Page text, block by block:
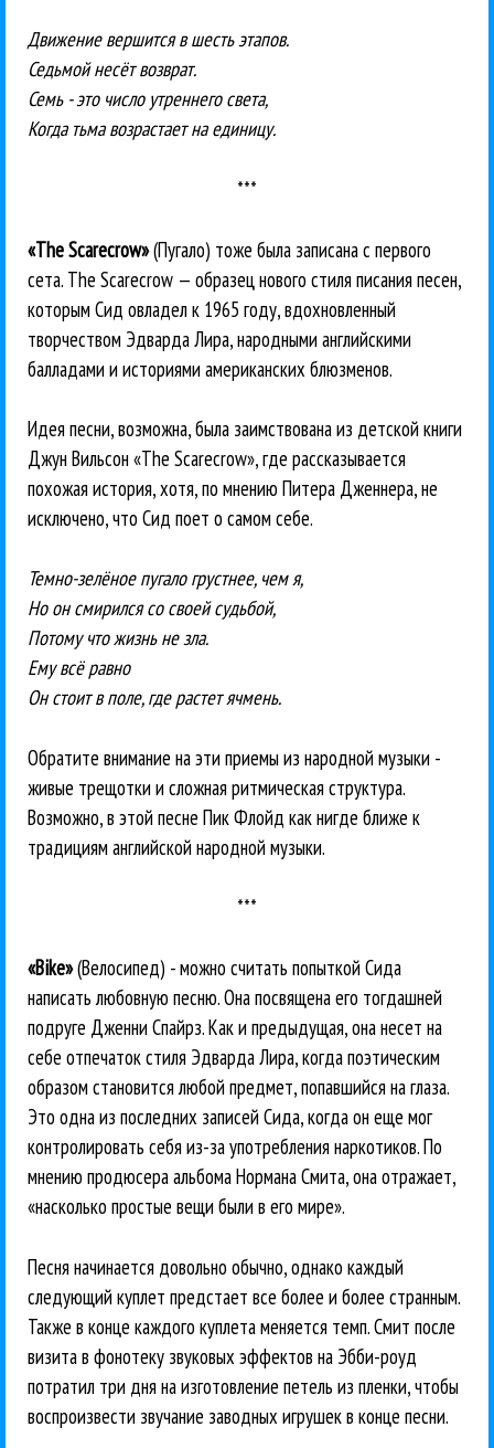
Движение вершится в шесть этапов.
Седьмой несёт возврат.
Семь - это число утреннего света,
Когда тьма возрастает на единицу.
***
«The Scarecrow»(Пугало) тоже была записана с первого
сета. Тhе Scarecrow — образец нового стиля писания песен,
которым Сид овладел к 1965 году, вдохновленный
творчеством Эдварда Лира, народными английскими
балладами и историями американских блюзменов.
Идея песни, возможна, была заимствована из детской книги
Джун Вильсон «Тhе Scarecrow», где рассказывается
похожая история, хотя, по мнению Питера Дженнера, не
исключено, что Сид поет о самом себе.
Темно-зелёное пугало грустнее, чем я,
Но он смирился со своей судьбой,
Потому что жизнь не зла.
Ему всё равно
Он стоит в поле, где растет ячмень.
Обратите внимание на эти приемы из народной музыки -
живые трещотки и сложная ритмическая структура.
Возможно, в этой песне Пик Флойд как нигде ближе к
традициям английской народной музыки.
***
«Bike»(Велосипед) - можно считать попыткой Сида
написать любовную песню. Она посвящена его тогдашней
подруге Дженни Спайрз. Как и предыдущая, она несет на
себе отпечаток стиля Эдварда Лира, когда поэтическим
образом становится любой предмет, попавшийся на глаза.
Это одна из последних записей Сида, когда он еще мог
контролировать себя из-за употребления наркотиков. По
мнению продюсера альбома Нормана Смита, она отражает,
«насколько простые вещи были в его мире».
Песня начинается довольно обычно, однако каждый
следующий куплет предстает все более и более странным.
Также в конце каждого куплета меняется темп. Смит после
визита в фонотеку звуковых эффектов на Эбби-роуд
потратил три дня на изготовление петель из пленки, чтобы
воспроизвести звучание заводных игрушек в конце песни.